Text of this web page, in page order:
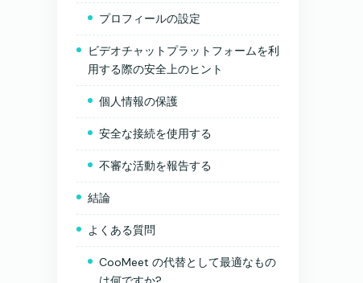
プロフィールの設定
ビデオチャットプラットフォームを利
用する際の安全上のヒント
個人情報の保護
安全な接続を使用する
不審な活動を報告する
結論
よくある質問
CooMeet の代替として最適なもの